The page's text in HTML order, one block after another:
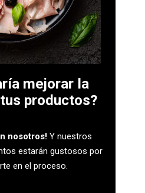
mejorar la
productos?
nosotros! Y nuestros
estarán gustosos por
en el proceso.